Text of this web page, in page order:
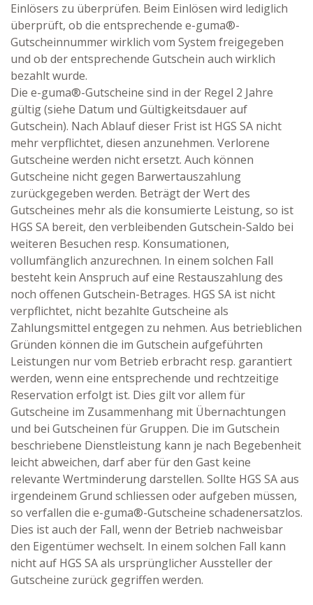
Einlösers zu überprüfen. Beim Einlösen wird lediglich
überprüft, ob die entsprechende e-guma®-
Gutscheinnummer wirklich vom System freigegeben
und ob der entsprechende Gutschein auch wirklich
bezahlt wurde.
Die e-guma®-Gutscheine sind in der Regel 2 Jahre
gültig (siehe Datum und Gültigkeitsdauer auf
Gutschein). Nach Ablauf dieser Frist ist HGS SA nicht
mehr verpflichtet, diesen anzunehmen. Verlorene
Gutscheine werden nicht ersetzt. Auch können
Gutscheine nicht gegen Barwertauszahlung
zurückgegeben werden. Beträgt der Wert des
Gutscheines mehr als die konsumierte Leistung, so ist
HGS SA bereit, den verbleibenden Gutschein-Saldo bei
weiteren Besuchen resp. Konsumationen,
vollumfänglich anzurechnen. In einem solchen Fall
besteht kein Anspruch auf eine Restauszahlung des
noch offenen Gutschein-Betrages. HGS SA ist nicht
verpflichtet, nicht bezahlte Gutscheine als
Zahlungsmittel entgegen zu nehmen. Aus betrieblichen
Gründen können die im Gutschein aufgeführten
Leistungen nur vom Betrieb erbracht resp. garantiert
werden, wenn eine entsprechende und rechtzeitige
Reservation erfolgt ist. Dies gilt vor allem für
Gutscheine im Zusammenhang mit Übernachtungen
und bei Gutscheinen für Gruppen. Die im Gutschein
beschriebene Dienstleistung kann je nach Begebenheit
leicht abweichen, darf aber für den Gast keine
relevante Wertminderung darstellen. Sollte HGS SA aus
irgendeinem Grund schliessen oder aufgeben müssen,
so verfallen die e-guma®-Gutscheine schadenersatzlos.
Dies ist auch der Fall, wenn der Betrieb nachweisbar
den Eigentümer wechselt. In einem solchen Fall kann
nicht auf HGS SA als ursprünglicher Aussteller der
Gutscheine zurück gegriffen werden.